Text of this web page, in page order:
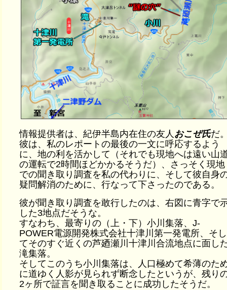
情報提供者は、紀伊半島内在住の友人 おこぜ氏だ
彼は、私のレポートの最後の一文に呼応するよう
に、地の利を活かして（それでも現地へは遠い山
の運転で2時間ほどかかるそうだ）、さっそく現地
での聞き取り調査を私の代わりに、そして彼自身
疑問解消のために、行なって下さったのである。
彼が聞き取り調査を敢行したのは、右図に青字で
した3地点だそうな。
すなわち、最寄りの（上・下）小川集落、J-
POWER電源開発株式会社十津川第一発電所、そし
てそのすぐ近くの芦廼瀬川十津川合流地点に面し
滝集落。
そしてこのうち小川集落は、人口極めて希薄のた
に道ゆく人影が見られず断念したというが、残り
2ヶ所で証言を聞き取ることに成功したそうだ。